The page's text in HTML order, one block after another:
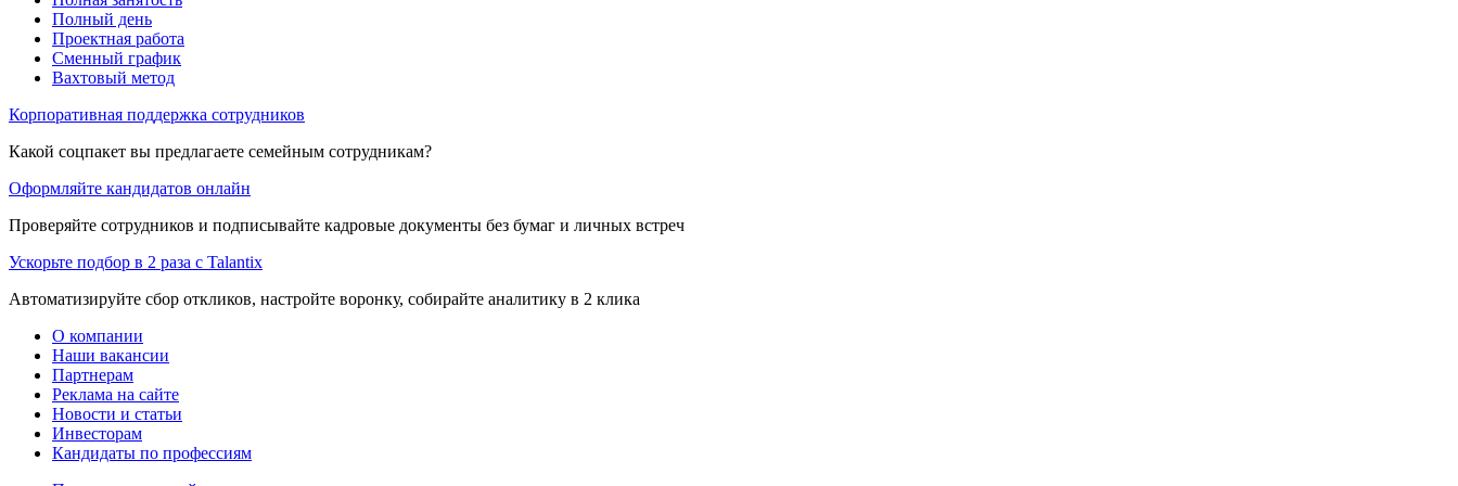
Полный день
Проектная работа
Сменный график
Вахтовый метод
Корпоративная поддержка сотрудников
Какой соцпакет вы предлагаете семейным сотрудникам?
Оформляйте кандидатов онлайн
Проверяйте сотрудников и подписывайте кадровые документы без бумаг и личных встреч
Ускорьте подбор в 2 раза с Talantix
Автоматизируйте сбор откликов, настройте воронку, собирайте аналитику в 2 клика
О компании
Наши вакансии
Партнерам
Реклама на сайте
Новости и статьи
Инвесторам
Кандидаты по профессиям